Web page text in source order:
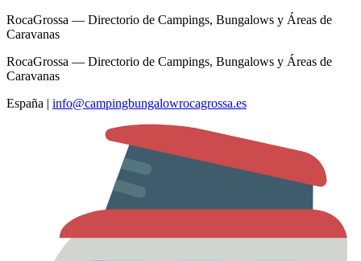
RocaGrossa — Directorio de Campings, Bungalows y Áreas de
Caravanas
RocaGrossa — Directorio de Campings, Bungalows y Áreas de
Caravanas
España | info@campingbungalowrocagrossa.es